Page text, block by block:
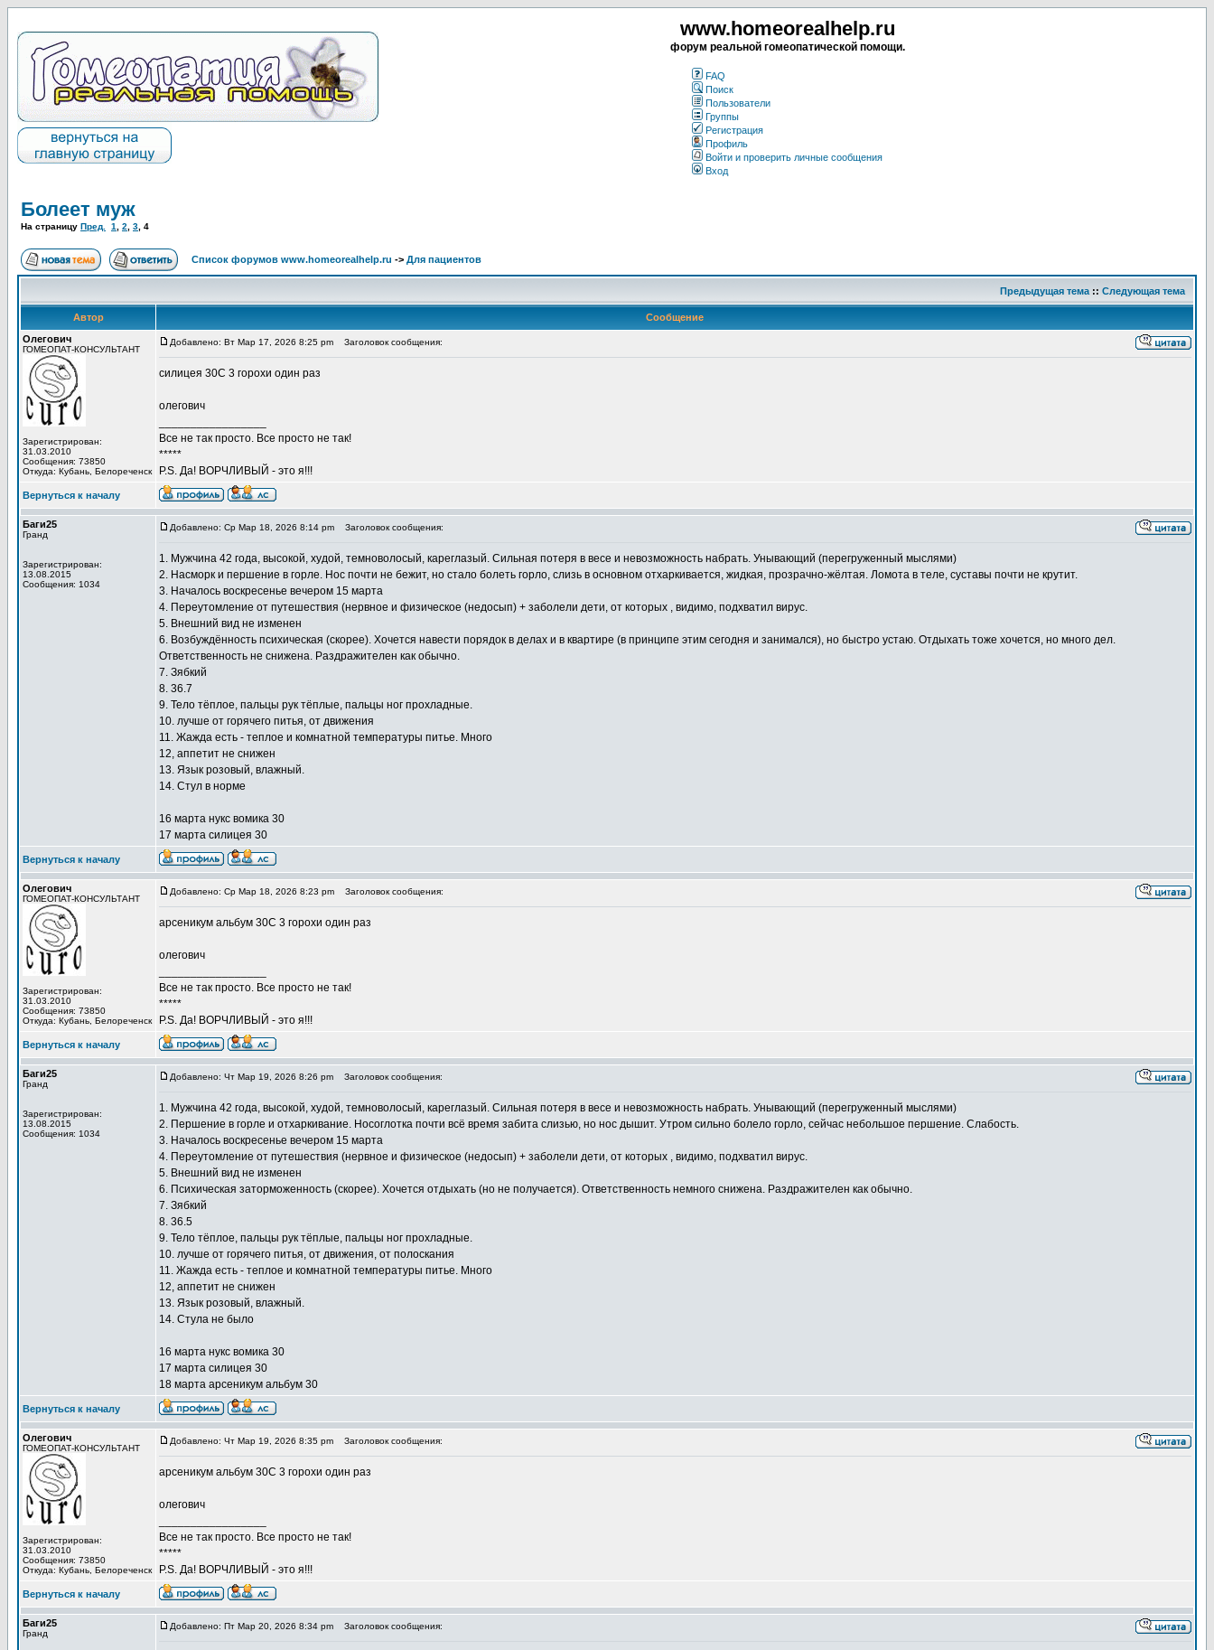
www.homeorealhelp.ru
форум реальной гомеопатической помощи.
FAQ
Поиск
Пользователи
Группы
Регистрация
Профиль
Войти и проверить личные сообщения
Вход
Болеет муж
На страницу Пред. 1 2 3 4
Список форумов www.homeorealhelp.ru -> Для пациентов
Предыдущая тема :: Следующая тема
Автор
Сообщение
Олегович
ГОМЕОПАТ-КОНСУЛЬТАНТ
Зарегистрирован:
31.03.2010
Сообщения: 73850
Откуда: Кубань, Белореченск
Добавлено: Вт Мар 17, 2026 8:25 pm Заголовок сообщения:
силицея 30С 3 горохи один раз
олегович
Все не так просто. Все просто не так!
*****
P.S. Да! ВОРЧЛИВЫЙ - это я!!!
Вернуться к началу
Баги25
Гранд
Зарегистрирован:
13.08.2015
Сообщения: 1034
Добавлено: Ср Мар 18, 2026 8:14 pm Заголовок сообщения:
1. Мужчина 42 года, высокой, худой, темноволосый, кареглазый. Сильная потеря в весе и невозможность набрать. Унывающий (перегруженный мыслями)
2. Насморк и першение в горле. Нос почти не бежит, но стало болеть горло, слизь в основном отхаркивается, жидкая, прозрачно-жёлтая. Ломота в теле, суставы почти не крутит.
3. Началось воскресенье вечером 15 марта
4. Переутомление от путешествия (нервное и физическое (недосып) + заболели дети, от которых , видимо, подхватил вирус.
5. Внешний вид не изменен
6. Возбуждённость психическая (скорее). Хочется навести порядок в делах и в квартире (в принципе этим сегодня и занимался), но быстро устаю. Отдыхать тоже хочется, но много дел.
Ответственность не снижена. Раздражителен как обычно.
7. Зябкий
8. 36.7
9. Тело тёплое, пальцы рук тёплые, пальцы ног прохладные.
10. лучше от горячего питья, от движения
11. Жажда есть - теплое и комнатной температуры питье. Много
12, аппетит не снижен
13. Язык розовый, влажный.
14. Стул в норме
16 марта нукс вомика 30
17 марта силицея 30
Вернуться к началу
Олегович
ГОМЕОПАТ-КОНСУЛЬТАНТ
Зарегистрирован:
31.03.2010
Сообщения: 73850
Откуда: Кубань, Белореченск
Добавлено: Ср Мар 18, 2026 8:23 pm Заголовок сообщения:
арсеникум альбум 30С 3 горохи один раз
олегович
Все не так просто. Все просто не так!
*****
P.S. Да! ВОРЧЛИВЫЙ - это я!!!
Вернуться к началу
Баги25
Гранд
Зарегистрирован:
13.08.2015
Сообщения: 1034
Добавлено: Чт Мар 19, 2026 8:26 pm Заголовок сообщения:
1. Мужчина 42 года, высокой, худой, темноволосый, кареглазый. Сильная потеря в весе и невозможность набрать. Унывающий (перегруженный мыслями)
2. Першение в горле и отхаркивание. Носоглотка почти всё время забита слизью, но нос дышит. Утром сильно болело горло, сейчас небольшое першение. Слабость.
3. Началось воскресенье вечером 15 марта
4. Переутомление от путешествия (нервное и физическое (недосып) + заболели дети, от которых , видимо, подхватил вирус.
5. Внешний вид не изменен
6. Психическая заторможенность (скорее). Хочется отдыхать (но не получается). Ответственность немного снижена. Раздражителен как обычно.
7. Зябкий
8. 36.5
9. Тело тёплое, пальцы рук тёплые, пальцы ног прохладные.
10. лучше от горячего питья, от движения, от полоскания
11. Жажда есть - теплое и комнатной температуры питье. Много
12, аппетит не снижен
13. Язык розовый, влажный.
14. Стула не было
16 марта нукс вомика 30
17 марта силицея 30
18 марта арсеникум альбум 30
Вернуться к началу
Олегович
ГОМЕОПАТ-КОНСУЛЬТАНТ
Зарегистрирован:
31.03.2010
Сообщения: 73850
Откуда: Кубань, Белореченск
Добавлено: Чт Мар 19, 2026 8:35 pm Заголовок сообщения:
арсеникум альбум 30С 3 горохи один раз
олегович
Все не так просто. Все просто не так!
*****
P.S. Да! ВОРЧЛИВЫЙ - это я!!!
Вернуться к началу
Баги25
Гранд
Добавлено: Пт Мар 20, 2026 8:34 pm Заголовок сообщения: